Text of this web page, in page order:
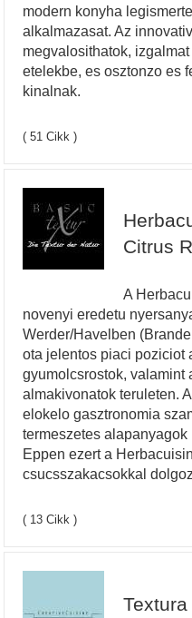
modern konyha
alkalmazasat. Az
megvalosithatok,
etelekbe, es osztonzo es
kinalnak.
( 51 Cikk )
Citrus
A
novenyi eredetu
Werder/Havelben
ota jelentos piaci poziciot
gyumolcsrostok, valamint
almakivonatok teruleten.
elokelo gasztronomia
termeszetes
Eppen ezert a
csucsszakacsokkal
( 13 Cikk )